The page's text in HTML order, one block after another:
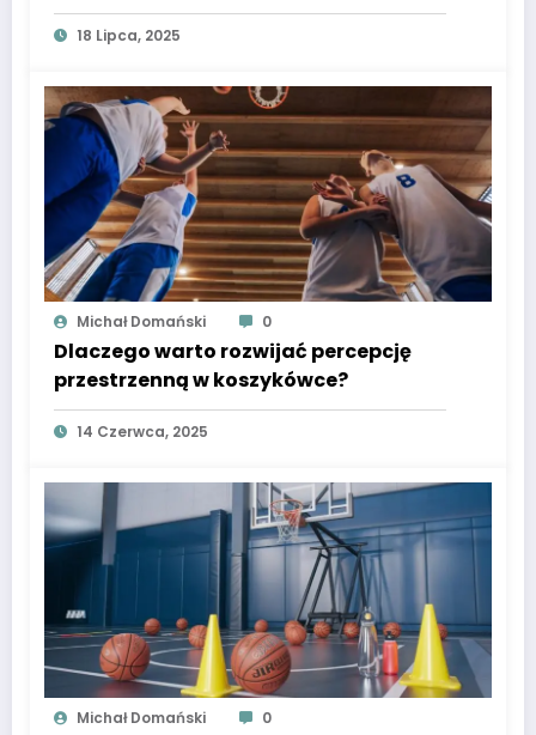
18 Lipca, 2025
Michał Domański 0
Dlaczego warto rozwijać percepcję
przestrzenną w koszykówce?
14 Czerwca, 2025
Michał Domański 0